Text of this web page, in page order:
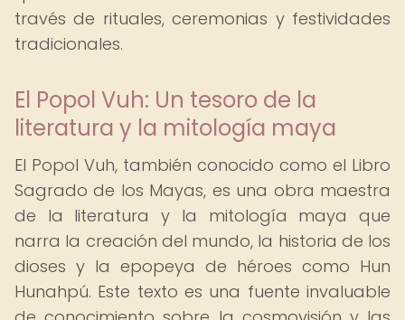
través de rituales, ceremonias y festividades
tradicionales.
El Popol Vuh: Un tesoro de la
literatura y la mitología maya
El Popol Vuh, también conocido como el Libro
Sagrado de los Mayas, es una obra maestra
de la literatura y la mitología maya que
narra la creación del mundo, la historia de los
dioses y la epopeya de héroes como Hun
Hunahpú. Este texto es una fuente invaluable